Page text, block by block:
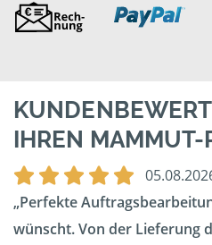
IHREN MAMMUT-
Perfekte
wünscht. Von der Lieferung